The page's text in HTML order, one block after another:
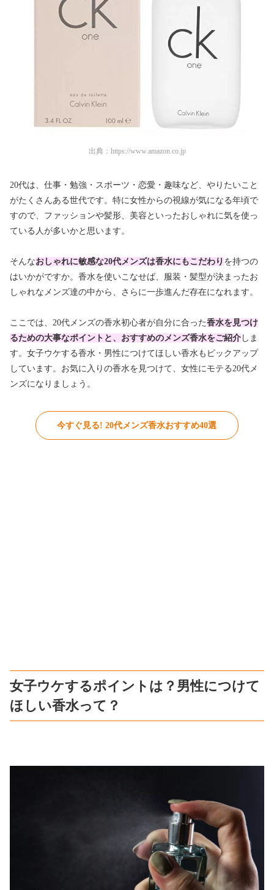
出典： https://www.amazon.co.jp
20代は、仕事・勉強・スポーツ・恋愛・趣味など、やりたいこと
がたくさんある世代です。特に女性からの視線が気になる年頃で
すので、ファッションや髪形、美容といったおしゃれに気を使っ
ている人が多いかと思います。
そんなおしゃれに敏感な20代メンズは香水にもこだわり を持つの
はいかがですか。香水を使いこなせば、服装・髪型が決まったお
しゃれなメンズ達の中から、さらに一歩進んだ存在になれます。
ここでは、20代メンズの香水初心者が自分に合った香水を見つけ
るための大事なポイントと、おすすめのメンズ香水をご紹介 しま
す。女子ウケする香水・男性につけてほしい香水もピックアップ
しています。お気に入りの香水を見つけて、女性にモテる20代メ
ンズになりましょう。
今すぐ見る! 20代メンズ香水おすすめ40選
女子ウケするポイントは？男性につけて
ほしい香水って？